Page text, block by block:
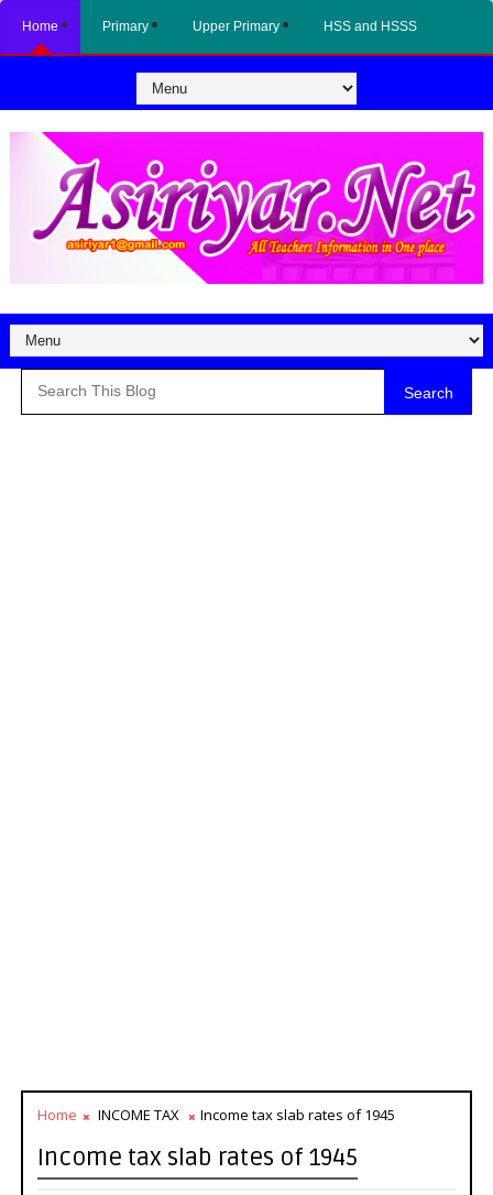
Home Primary Upper Primary HSS and HSSS
Search
Home INCOME TAX Income tax slab rates of 1945
Income tax slab rates of 1945